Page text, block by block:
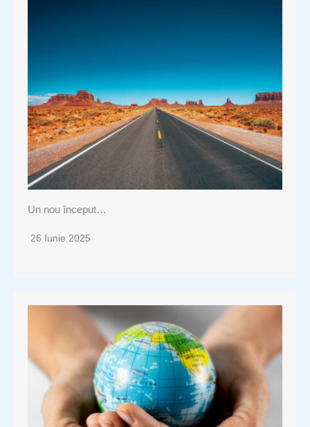
Un nou început…
26 Iunie 2025